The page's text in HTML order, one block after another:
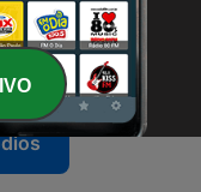
Mein